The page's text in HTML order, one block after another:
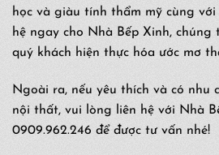
học và giàu tính thẩm mỹ cùng
hệ ngay cho Nhà Bếp Xinh, chúng
quý khách hiện thực hóa ước mơ
Ngoài ra, nếu yêu thích và có nhu
nội thất, vui lòng liên hệ với Nhà
0909.962.246 để được tư vấn nhé!